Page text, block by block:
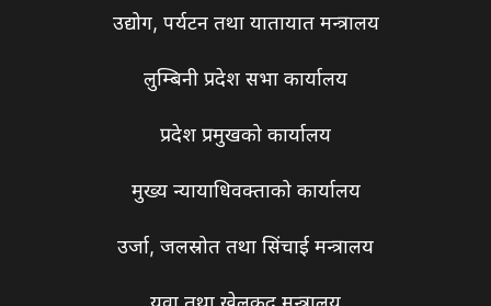
उद्योग, पर्यटन तथा यातायात मन्त्रालय
लुम्बिनी प्रदेश सभा कार्यालय
प्रदेश प्रमुखको कार्यालय
मुख्य न्यायाधिवक्ताको कार्यालय
उर्जा, जलस्रोत तथा सिंचाई मन्त्रालय